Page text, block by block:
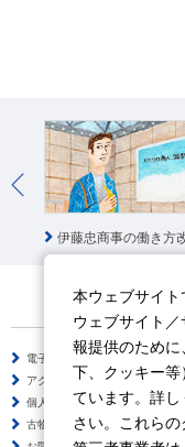
伊藤忠商事の働き方
電子公告
アクセシビリティポリシー
個人情報保護方針
古物営業法に基づく表示
本ウェブサイ
ウェブサイト
報提供のため
下、クッキー
ています。詳し
さい。これら